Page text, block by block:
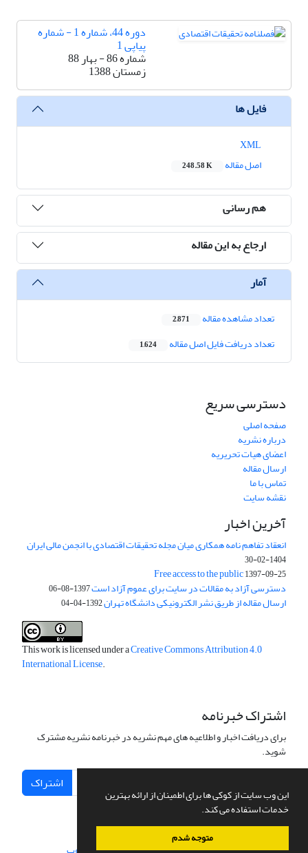
این وب سایت از کوکی ها برای اطمینان از ارائه بهترین
خدمات استفاده می کند.
متوجه شدم
دوره 44، شماره 1 - شماره
پیاپی 1
شماره 86 - بهار 88
زمستان 1388
فایل ها
اصل مقاله
248.58 K
هم رسانی
ارجاع به این مقاله
آمار
تعداد مشاهده مقاله 2,871
تعداد دریافت فایل اصل مقاله 1,624
دسترسی سریع
صفحه اصلی
درباره نشریه
اعضای هیات تحریریه
ارسال مقاله
تماس با ما
نقشه سایت
آخرین اخبار
انعقاد تفاهم نامه همکاری میان مجله تحقیقات اقتصادی با انجمن مالی ایران
1404-02-30
Free access to the public1397-09-25
دسترسی آزاد به مقالات در سایت برای عموم آزاد است1397-08-06
ارسال مقاله از طریق نشر الکترونیکی دانشگاه تهران1392-04-04
This work is licensed under aCreative Commons Attribution 4.0
International License.
اشتراک خبرنامه
برای دریافت اخبار و اطلاعیه های مهم نشریه در خبرنامه نشریه مشترک
شوید.
اشتراک